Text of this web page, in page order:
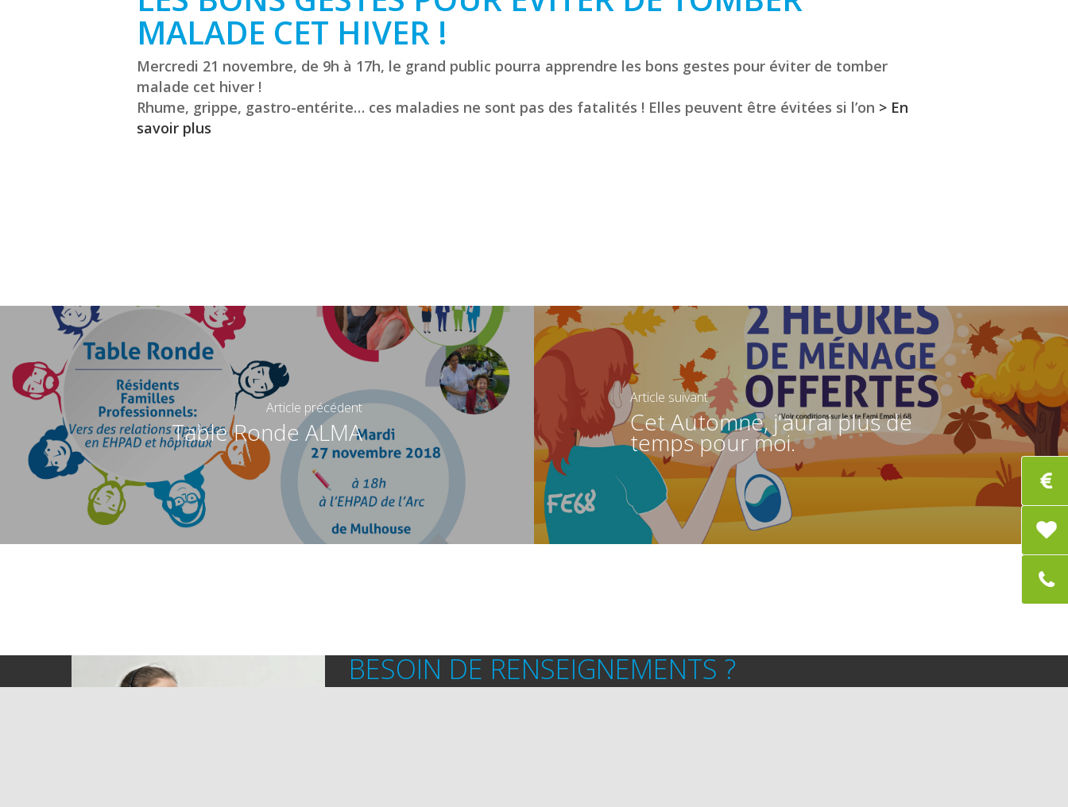
Validez pour lancer la recherche
MALADE CET HIVER !
Mercredi 21 novembre, de 9h à 17h, le grand public pourra apprendre les bons gestes pour éviter de tomber
malade cet hiver !
Rhume, grippe, gastro-entérite… ces maladies ne sont pas des fatalités ! Elles peuvent être évitées si l’on > En
savoir plus
Article précédent
Table Ronde ALMA
Article suivant
Cet Automne, j'aurai plus de
temps pour moi.
BESOIN DE RENSEIGNEMENTS ?